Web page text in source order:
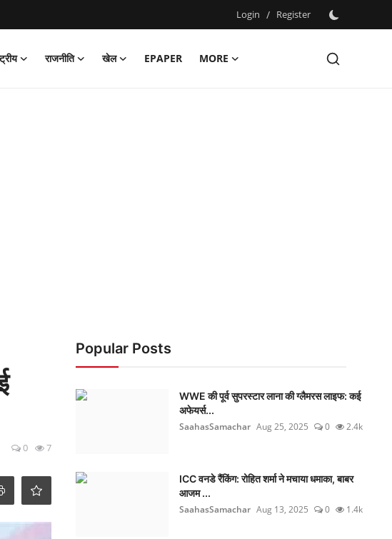
Login / Register
राजनीति खेल EPAPER
MORE
0 7
Popular Posts
WWE की पूर्व सुपरस्टार लाना की ग्लैमरस लाइफ: कई
अफेयर्स...
SaahasSamachar Aug 25, 2025 0 2.4k
ICC वनडे रैंकिंग: रोहित शर्मा ने मचाया धमाका, बाबर
आजम ...
SaahasSamachar Aug 13, 2025 0 1.4k